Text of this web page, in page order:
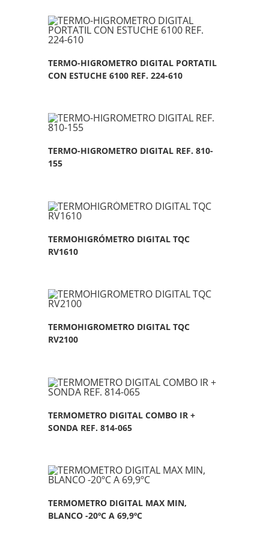
TERMO-HIGROMETRO DIGITAL PORTATIL
CON ESTUCHE 6100 REF. 224-610
TERMO-HIGROMETRO DIGITAL REF. 810-
155
TERMOHIGRÓMETRO DIGITAL TQC
RV1610
TERMOHIGROMETRO DIGITAL TQC
RV2100
TERMOMETRO DIGITAL COMBO IR +
SONDA REF. 814-065
TERMOMETRO DIGITAL MAX MIN,
BLANCO -20ºC A 69,9ºC